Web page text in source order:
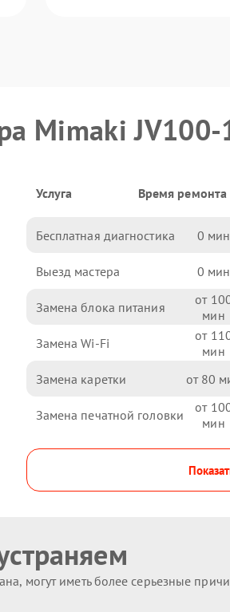
Mimaki
Услуга Время ремонта
Бесплатная диагностика 0
Выезд мастера 0
Замена блока питания
Замена Wi-Fi
Замена каретки 80
Замена печатной головки
могут иметь более серьезные